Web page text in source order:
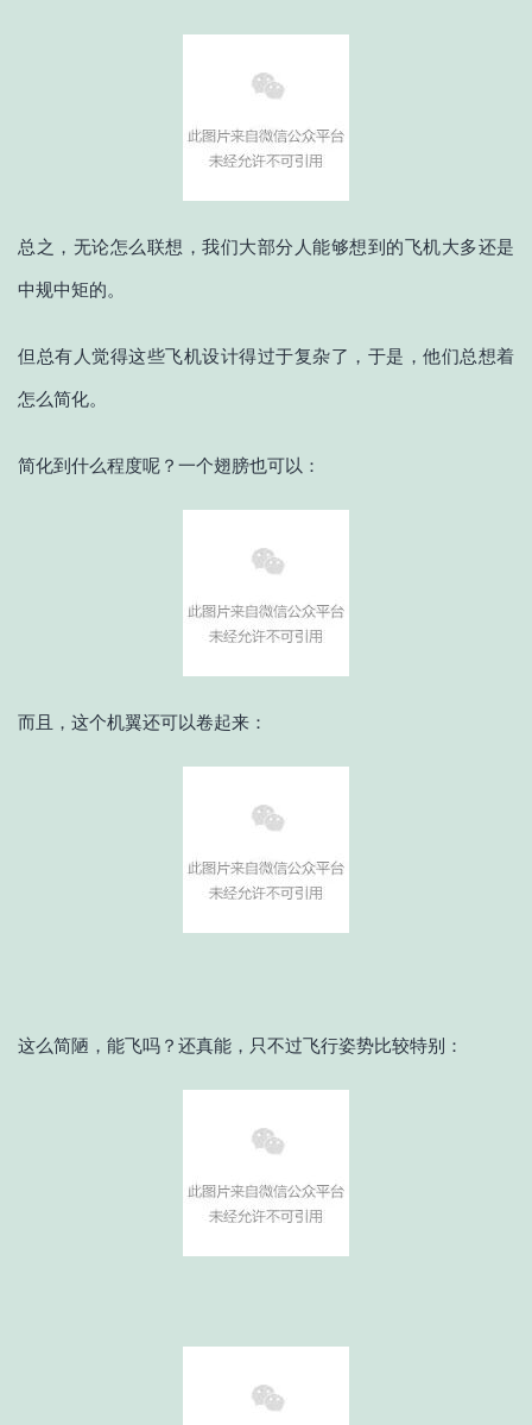
总之，无论怎么联想，我们大部分人能够想到的飞机大多还是
中规中矩的。
但总有人觉得这些飞机设计得过于复杂了，于是，他们总想着
怎么简化。
简化到什么程度呢？一个翅膀也可以：
而且，这个机翼还可以卷起来：
这么简陋，能飞吗？还真能，只不过飞行姿势比较特别：